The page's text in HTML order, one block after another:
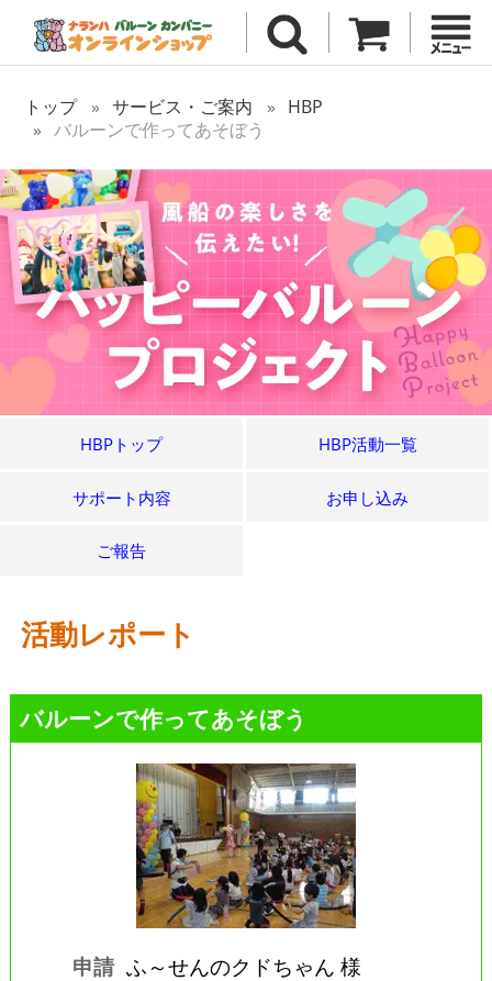
トップ サービス・ご案内
HBP
バルーンで作ってあそぼう
HBPトップ HBP活動一覧
サポート内容 お申し込み
ご報告
活動レポート
バルーンで作ってあそぼう
申請 ふ～せんのクドちゃん 様